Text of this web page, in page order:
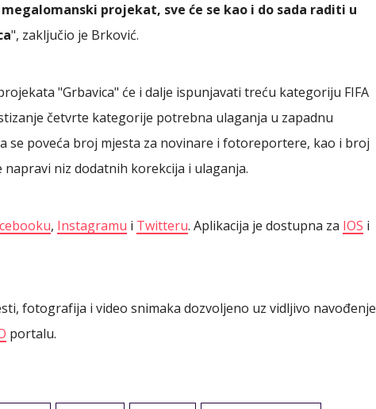
projekat, sve će se kao i do sada raditi u
", zaključio je Brković.
"Grbavica" će i dalje ispunjavati treću kategoriju FIFA
četvrte kategorije potrebna ulaganja u zapadnu
se poveća broj mjesta za novinare i fotoreportere, kao i broj
napravi niz dodatnih korekcija i ulaganja.
, Instagramu i Twitteru. Aplikacija je dostupna za IOS i
fotografija i video snimaka dozvoljeno uz vidljivo navođenje
portalu.